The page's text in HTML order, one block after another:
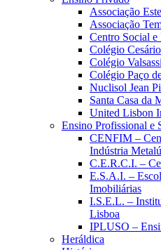
Associação
Associação
Centro Social
Colégio
Colégio
Colégio Paço
Nuclisol Jean
Santa Casa da
United Lisbon
Ensino Profissional e
CENFIM –
Indústria
C.E.R.C.I. –
E.S.A.I. –
Imobiliárias
I.S.E.L. –
Lisboa
IPLUSO –
Heráldica